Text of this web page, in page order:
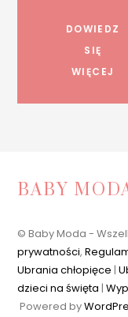
DOWIEDZ
SIĘ
WIĘCEJ
BABY
© Baby Moda -
prywatności,
Ubrania chłopięce |
dzieci na święta |
Powered by